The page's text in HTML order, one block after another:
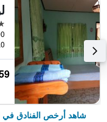
2 نجمتين
7.0
59
شاهد أرخص الفنادق في